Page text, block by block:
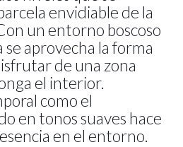
envidiable de la
un entorno boscoso
se aprovecha la forma
de una zona
el interior.
como el
en tonos suaves hace
en el entorno.